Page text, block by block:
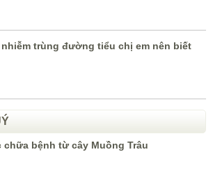
nhiễm trùng đường tiểu chị em nên biết
chữa bệnh từ cây Muồng Trâu